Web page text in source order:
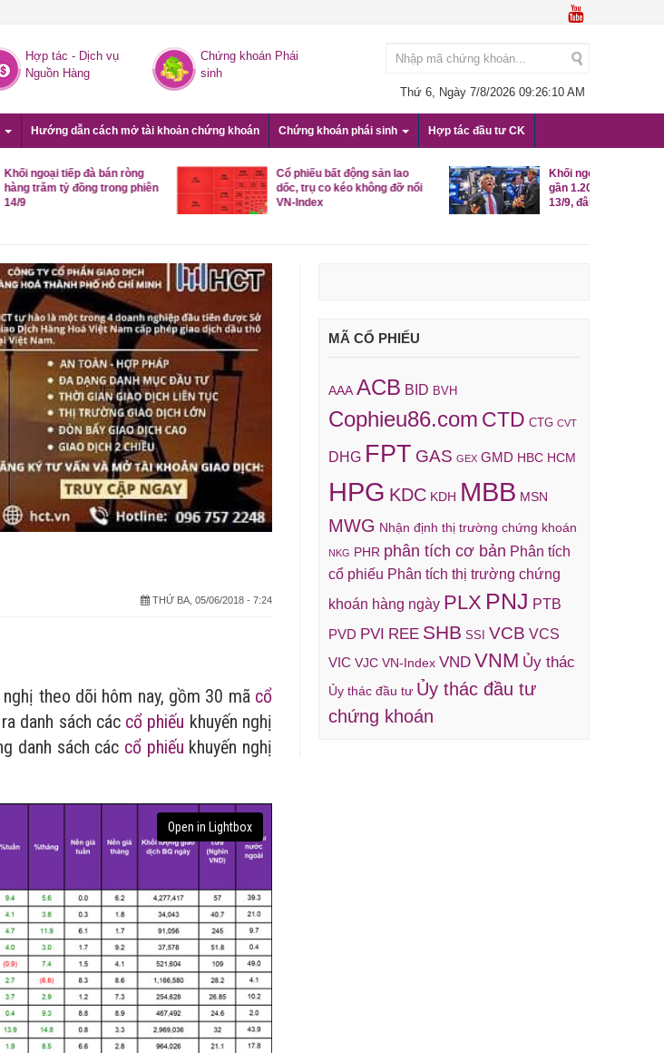
Hợp tác - Dịch vụ
Nguồn Hàng
Chứng khoán Phái
sinh
Thứ 6, Ngày 7/8/2026 09:26:11 AM
Hướng dẫn cách mở tài khoản chứng khoán Chứng khoán phái sinh Hợp tác đầu tư CK
ròng
phiên
Cổ phiếu bất động sản lao
dốc, trụ co kéo không đỡ nổi
VN-Index
Khối ngoại mạnh tay bán ròng
gần 1.200 tỷ đồng trong phiên
13/9, đâu là tâm điểm?
THỨ BA, 05/06/2018 - 7:24
nghị theo dõi hôm nay, gồm 30 mã cổ
danh sách các cổ phiếu khuyến nghị
danh sách các cổ phiếu khuyến nghị
Open in Lightbox
MÃ CỔ PHIẾU
AAA ACB BID BVH
Cophieu86.com CTD CTG CVT
DHG FPT GAS GEX GMD HBC HCM
HPG KDC KDH MBB MSN
MWG Nhận định thị trường chứng khoán
NKG PHR phân tích cơ bản Phân tích
cổ phiếu Phân tích thị trường chứng
khoán hàng ngày PLX PNJ PTB
PVD PVI REE SHB SSI VCB VCS
VIC VJC VN-Index VND VNM Ủy thác
Ủy thác đầu tư Ủy thác đầu tư
chứng khoán